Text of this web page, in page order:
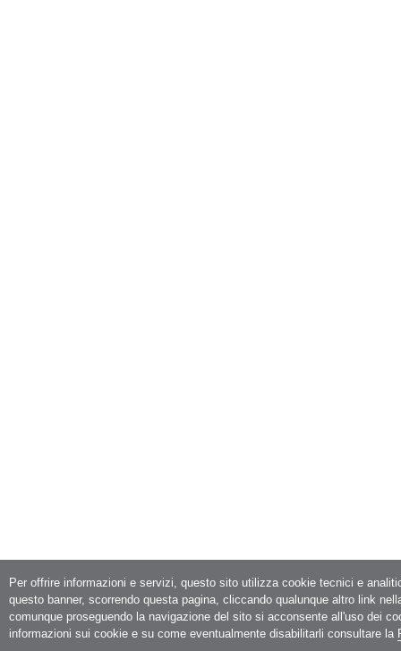
Per offrire informazioni e servizi, questo sito utilizza cookie tecnici e
questo banner, scorrendo questa pagina, cliccando qualunque altro link
comunque proseguendo la navigazione del sito si acconsente all'uso dei
informazioni sui cookie e su come eventualmente disabilitarli consultare la